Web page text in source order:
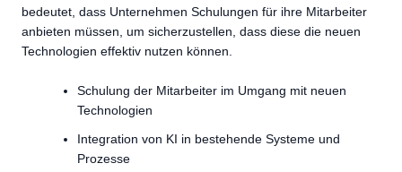
bedeutet, dass Unternehmen Schulungen für ihre Mitarbeiter
anbieten müssen, um sicherzustellen, dass diese die neuen
Technologien effektiv nutzen können.
Schulung der Mitarbeiter im Umgang mit neuen
Technologien
Integration von KI in bestehende Systeme und
Prozesse